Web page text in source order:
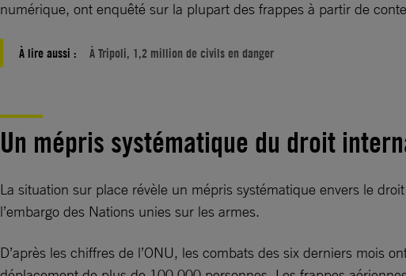
numérique, ont enquêté sur la plupart des frappes à partir de
À lire aussi : À Tripoli, 1,2 million de civils en danger
Un mépris systématique du droit
La situation sur place révèle un mépris systématique envers le
l’embargo des Nations unies sur les armes.
D’après les chiffres de l’ONU, les combats des six derniers mois